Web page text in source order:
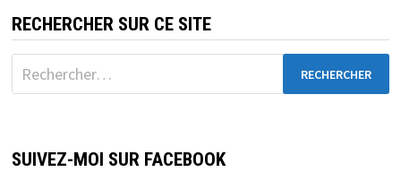
RECHERCHER SUR CE SITE
Rechercher :
SUIVEZ-MOI SUR FACEBOOK